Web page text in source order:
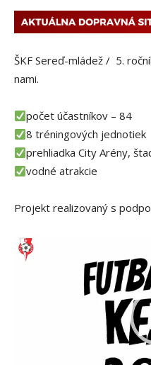
ŠKF Sereď-mládež / 5.
nami.
počet účastníkov – 84
8 tréningových jednotiek
prehliadka City Arény,
vodné atrakcie
Projekt realizovaný s
V